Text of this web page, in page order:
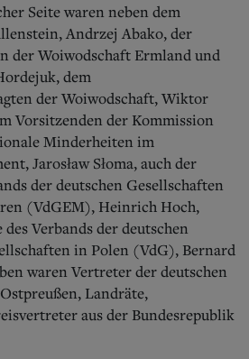
Seite waren neben dem
Andrzej Abako, der
der Woiwodschaft Ermland und
dem
der Woiwodschaft, Wiktor
Vorsitzenden der Kommission
Minderheiten im
Jarosław Słoma, auch der
der deutschen Gesellschaften
(VdGEM), Heinrich Hoch,
Verbands der deutschen
in Polen (VdG), Bernard
waren Vertreter der deutschen
Landräte,
aus der Bundesrepublik